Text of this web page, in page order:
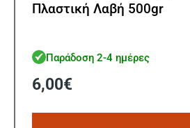
Πλαστική Λαβή 500gr
Παράδοση 2-4 ημέρες
6,00€